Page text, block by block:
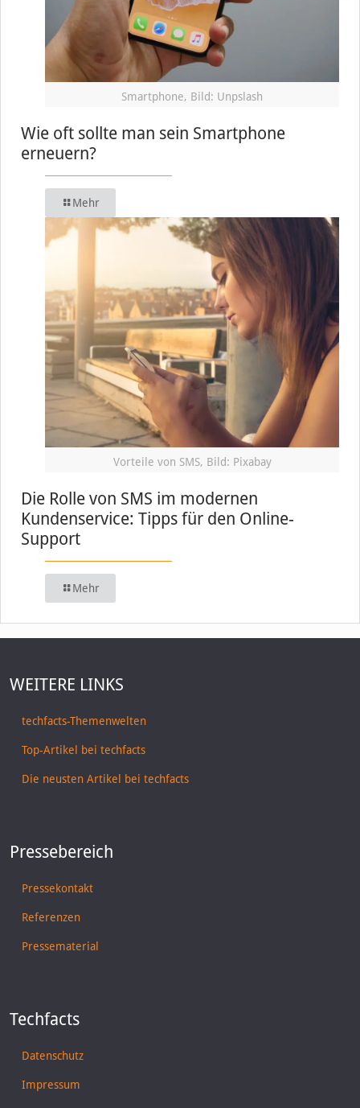
Smartphone, Bild: Unpslash
Wie oft sollte man sein Smartphone
erneuern?
Mehr
Vorteile von SMS, Bild: Pixabay
Die Rolle von SMS im modernen
Kundenservice: Tipps für den Online-
Support
Mehr
WEITERE LINKS
techfacts-Themenwelten
Top-Artikel bei techfacts
Die neusten Artikel bei techfacts
Pressebereich
Pressekontakt
Referenzen
Pressematerial
Techfacts
Datenschutz
Impressum